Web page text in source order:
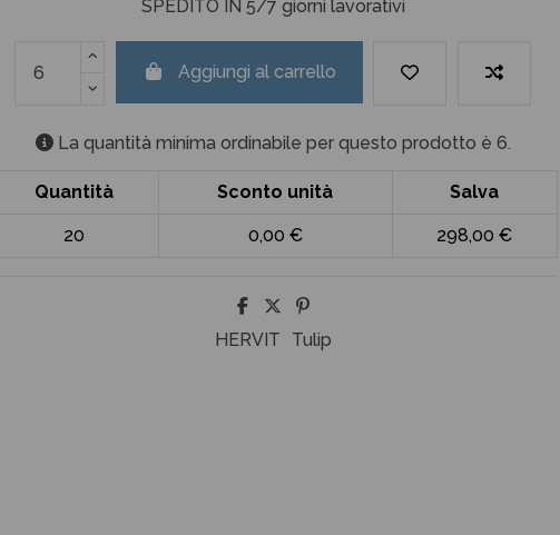
SPEDITO IN 5/7 giorni lavorativi
Aggiungi al carrello
La quantità minima ordinabile per questo prodotto è 6.
Quantità Sconto unità Salva
20 0,00 € 298,00 €
HERVIT Tulip